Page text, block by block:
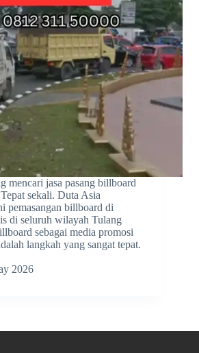
mencari jasa pasang billboard
sekali. Duta Asia
pemasangan billboard di
di seluruh wilayah Tulang
sebagai media promosi
langkah yang sangat tepat.
2026